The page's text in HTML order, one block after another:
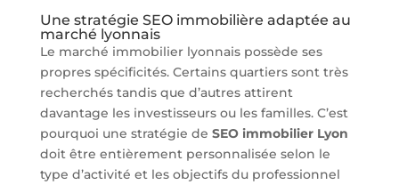
Une stratégie SEO immobilière adaptée au
marché lyonnais
Le marché immobilier lyonnais possède ses
propres spécificités. Certains quartiers sont très
recherchés tandis que d’autres attirent
davantage les investisseurs ou les familles. C’est
pourquoi une stratégie de SEO immobilier Lyon
doit être entièrement personnalisée selon le
type d’activité et les objectifs du professionnel